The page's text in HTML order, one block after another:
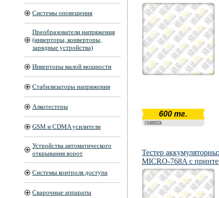
Системы оповещения
Преобразователи напряжения
(инверторы, конверторы,
зарядные устройства)
Инверторы малой мощности
Стабилизаторы напряжения
Алкотестеры
GSM и CDMA усилители
Устройства автоматического
открывания ворот
Системы контроля доступа
Сварочные аппараты
600 тг.
сравнить
Тестер
MICRO-768A с